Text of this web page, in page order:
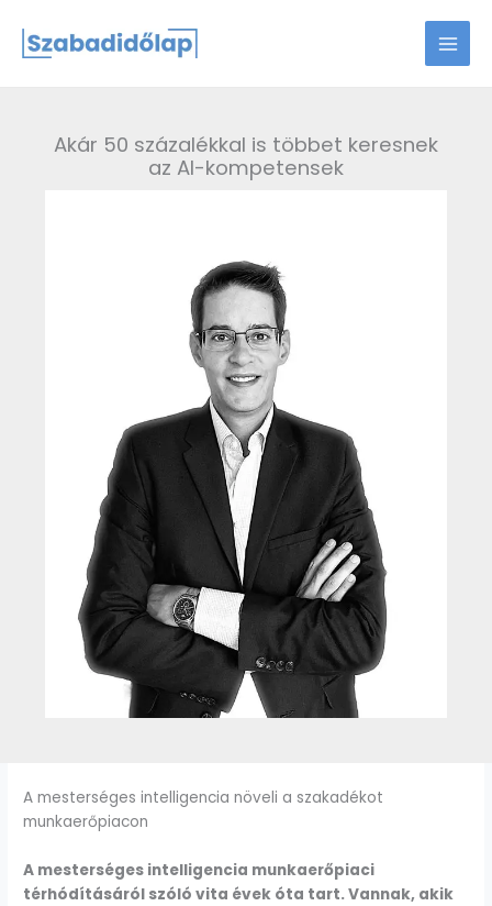
content
Akár 50 százalékkal is többet keresnek
az AI-kompetensek
A mesterséges intelligencia növeli a szakadékot
munkaerőpiacon
A mesterséges intelligencia munkaerőpiaci
térhódításáról szóló vita évek óta tart. Vannak, akik